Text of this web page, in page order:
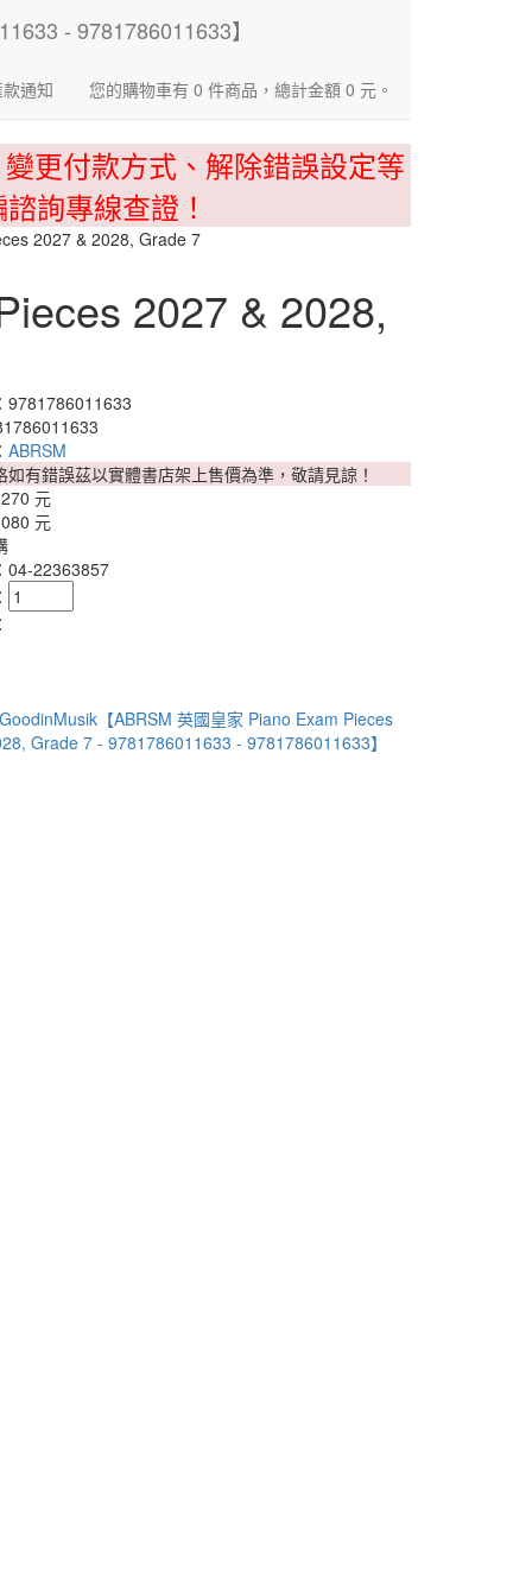
款通知 您的購物車有 0 件商品，總計金額 0 元。
更付款方式、解除錯誤設定等
詢專線查證！
2027 & 2028, Grade 7
2027 & 2028,
9781786011633
ABRSM
如有錯誤茲以實體書店架上售價為準，敬請見諒！
元
元
04-22363857